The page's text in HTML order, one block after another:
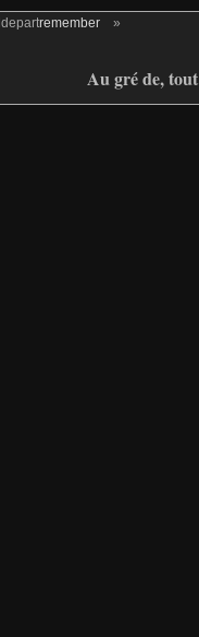
departremember »
Au gré de, tout